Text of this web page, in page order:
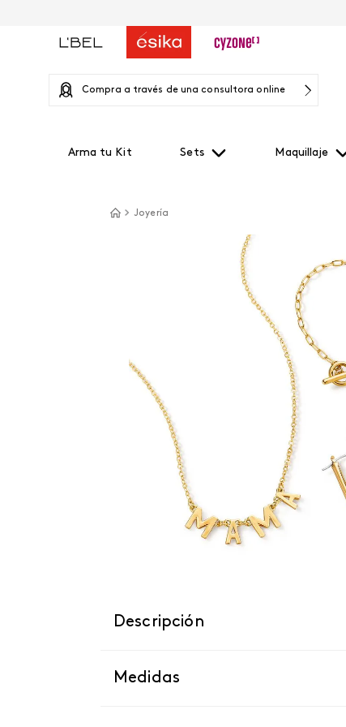
Compra a través de una consultora online
Arma tu Kit Sets Maquillaje
Joyería
Descripción
Medidas